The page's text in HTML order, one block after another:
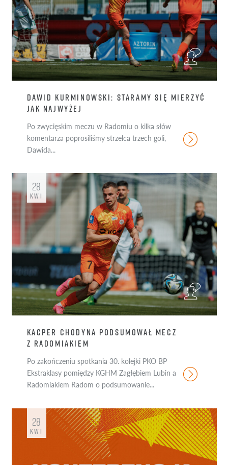
DAWID KURMINOWSKI: STARAMY SIĘ MIERZYĆ
JAK NAJWYŻEJ
Po zwycięskim meczu w Radomiu o kilka słów
komentarza poprosiliśmy strzelca trzech goli,
Dawida...
KACPER CHODYNA PODSUMOWAŁ MECZ
Z RADOMIAKIEM
Po zakończeniu spotkania 30. kolejki PKO BP
Ekstraklasy pomiędzy KGHM Zagłębiem Lubin a
Radomiakiem Radom o podsumowanie...
28
KWI
28
KWI